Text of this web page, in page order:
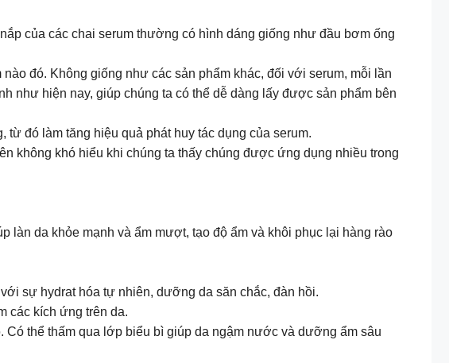
của các chai serum thường có hình dáng giống như đầu bơm ống
đó. Không giống như các sản phẩm khác, đối với serum, mỗi lần
như hiện nay, giúp chúng ta có thể dễ dàng lấy được sản phẩm bên
đó làm tăng hiệu quả phát huy tác dụng của serum.
không khó hiểu khi chúng ta thấy chúng được ứng dụng nhiều trong
làn da khỏe mạnh và ẩm mượt, tạo độ ẩm và khôi phục lại hàng rào
sự hydrat hóa tự nhiên, dưỡng da săn chắc, đàn hồi.
các kích ứng trên da.
thể thấm qua lớp biểu bì giúp da ngậm nước và dưỡng ẩm sâu